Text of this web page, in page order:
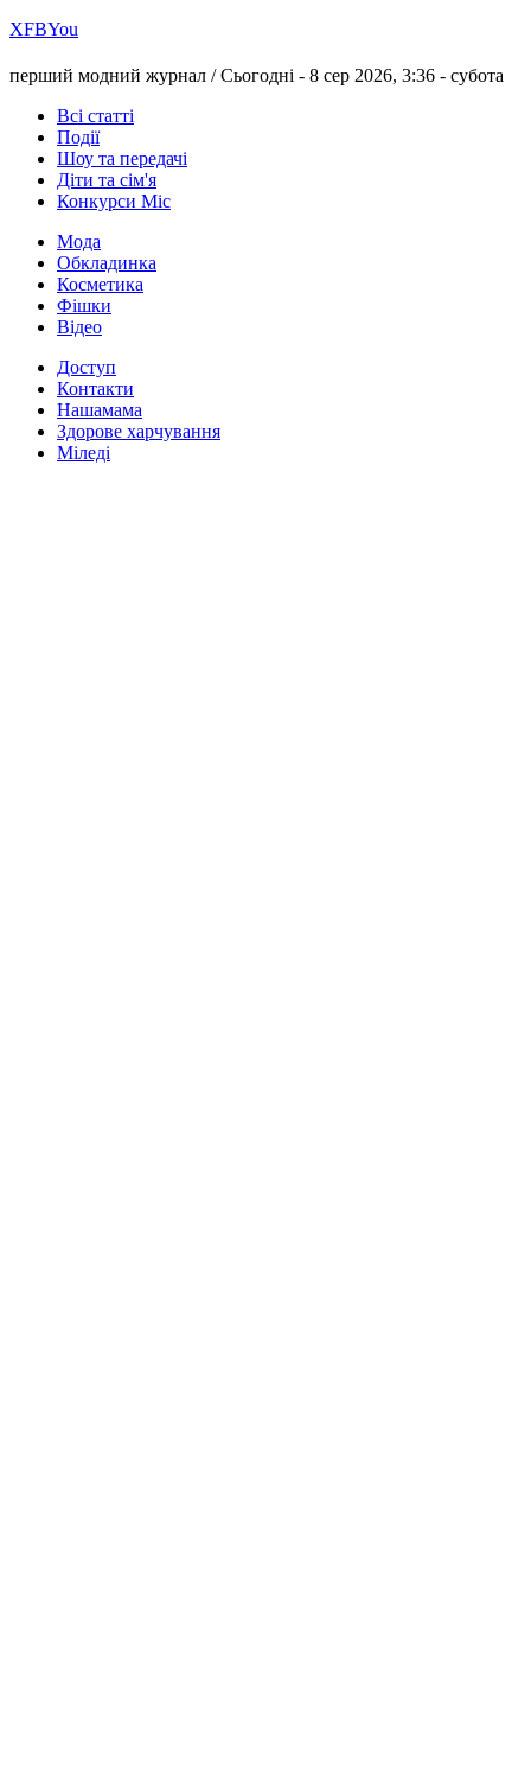
ХFBYou
перший модний журнал /Сьогодні - 8 сер 2026, 3:36 - субота
Всі статті
Події
Шоу та передачі
Діти та сім'я
Конкурси Міс
Мода
Обкладинка
Косметика
Фішки
Відео
Доступ
Контакти
Нашамама
Здорове харчування
Міледі